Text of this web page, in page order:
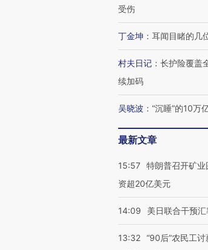
受伤
丁金坤 ： 耳闻目睹的几
村夫日记 ： 长护险覆盖
续加码
吴晓波 ： “沉睡”的10万
最新文章
15:57 特朗普召开矿
资超20亿美元
14:09 美日联合干预
13:32 “90后”农民工